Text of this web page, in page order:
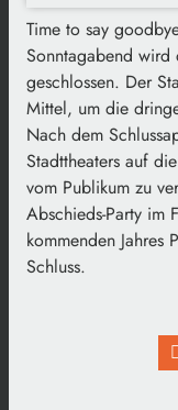
Time to say
Sonntagabend wird
geschlossen. Der
Mittel, um die
Nach dem
Stadttheaters auf
vom Publikum zu
Abschieds-Party im
kommenden
Schluss.